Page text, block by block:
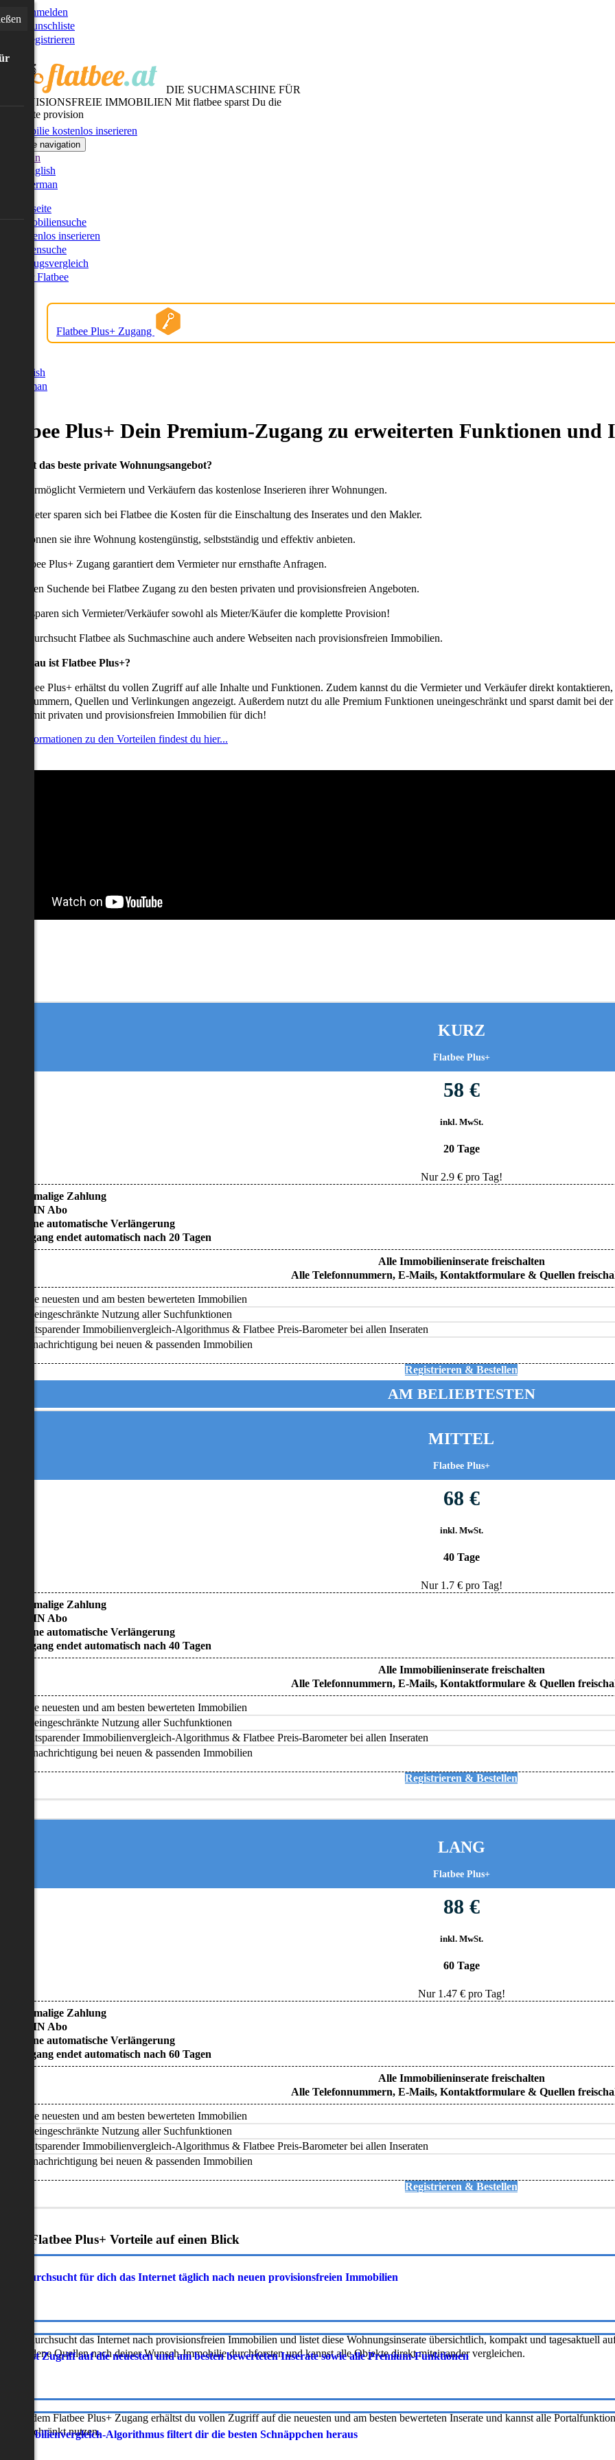
Anmelden
Wunschliste
Registrieren
DIE SUCHMASCHINE FÜR
PROVISIONSFREIE IMMOBILIEN Mit flatbee sparst Du die
gesamte provision
Immobilie kostenlos inserieren
Toggle navigation
German
English
German
Startseite
Immobiliensuche
Kostenlos inserieren
Kartensuche
Umzugsvergleich
Über Flatbee
Flatbee Plus+ Zugang
English
German
Plus+ Dein Premium-Zugang zu erweiterten Funktionen und
willst das beste private Wohnungsangebot?
ermöglicht Vermietern und Verkäufern das kostenlose Inserieren ihrer Wohnungen.
Anbieter sparen sich bei Flatbee die Kosten für die Einschaltung des Inserates und den Makler.
können sie ihre Wohnung kostengünstig, selbstständig und effektiv anbieten.
Flatbee Plus+ Zugang garantiert dem Vermieter nur ernsthafte Anfragen.
erhalten Suchende bei Flatbee Zugang zu den besten privaten und provisionsfreien Angeboten.
uns sparen sich Vermieter/Verkäufer sowohl als Mieter/Käufer die komplette Provision!
durchsucht Flatbee als Suchmaschine auch andere Webseiten nach provisionsfreien Immobilien.
genau ist Flatbee Plus+?
Flatbee Plus+ erhältst du vollen Zugriff auf alle Inhalte und Funktionen. Zudem kannst du die Vermieter und Verkäufer direkt
Quellen und Verlinkungen angezeigt. Außerdem nutzt du alle Premium Funktionen uneingeschränkt und sparst damit bei
mit privaten und provisionsfreien Immobilien für dich!
Informationen zu den Vorteilen findest du hier...
KURZ
Flatbee Plus+
58 €
inkl. MwSt.
20 Tage
Nur 2.9€ pro Tag!
• Einmalige Zahlung
• KEIN Abo
• Keine automatische Verlängerung
• Zugang endet automatisch nach 20 Tagen
Alle Immobilieninserate freischalten
Alle Telefonnummern, E-Mails, Kontaktformulare & Quellen
Alle neuesten und am besten bewerteten Immobilien
Uneingeschränkte Nutzung aller Suchfunktionen
Zeitsparender Immobilienvergleich-Algorithmus & Flatbee Preis-Barometer bei allen Inseraten
Benachrichtigung bei neuen & passenden Immobilien
Registrieren & Bestellen
AM BELIEBTESTEN
MITTEL
Flatbee Plus+
68 €
inkl. MwSt.
40 Tage
Nur 1.7€ pro Tag!
• Einmalige Zahlung
• KEIN Abo
• Keine automatische Verlängerung
• Zugang endet automatisch nach 40 Tagen
Alle Immobilieninserate freischalten
Alle Telefonnummern, E-Mails, Kontaktformulare & Quellen
Alle neuesten und am besten bewerteten Immobilien
Uneingeschränkte Nutzung aller Suchfunktionen
Zeitsparender Immobilienvergleich-Algorithmus & Flatbee Preis-Barometer bei allen Inseraten
Benachrichtigung bei neuen & passenden Immobilien
Registrieren & Bestellen
LANG
Flatbee Plus+
88 €
inkl. MwSt.
60 Tage
Nur 1.47€ pro Tag!
• Einmalige Zahlung
• KEIN Abo
• Keine automatische Verlängerung
• Zugang endet automatisch nach 60 Tagen
Alle Immobilieninserate freischalten
Alle Telefonnummern, E-Mails, Kontaktformulare & Quellen
Alle neuesten und am besten bewerteten Immobilien
Uneingeschränkte Nutzung aller Suchfunktionen
Zeitsparender Immobilienvergleich-Algorithmus & Flatbee Preis-Barometer bei allen Inseraten
Benachrichtigung bei neuen & passenden Immobilien
Registrieren & Bestellen
Flatbee Plus+ Vorteile auf einen Blick
durchsucht für dich das Internet täglich nach neuen provisionsfreien Immobilien
durchsucht das Internet nach provisionsfreien Immobilien und listet diese Wohnungsinserate übersichtlich, kompakt und tagesaktuell
Quellen nach deiner Wunsch-Immobilie durchforsten und kannst alle Objekte direkt miteinander vergleichen.
erhältst Zugriff auf die neuesten und am besten bewerteten Inserate sowie alle Premium-Funktionen
mit dem Flatbee Plus+ Zugang erhältst du vollen Zugriff auf die neuesten und am besten bewerteten Inserate und kannst alle
nutzen.
Immobilienvergleich-Algorithmus filtert dir die besten Schnäppchen heraus